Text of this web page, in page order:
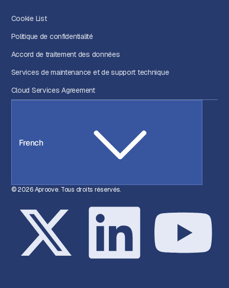
Cookie List
Politique de confidentialité
Accord de traitement des données
Services de maintenance et de support technique
Cloud Services Agreement
French
© 2026 Aproove. Tous droits réservés.